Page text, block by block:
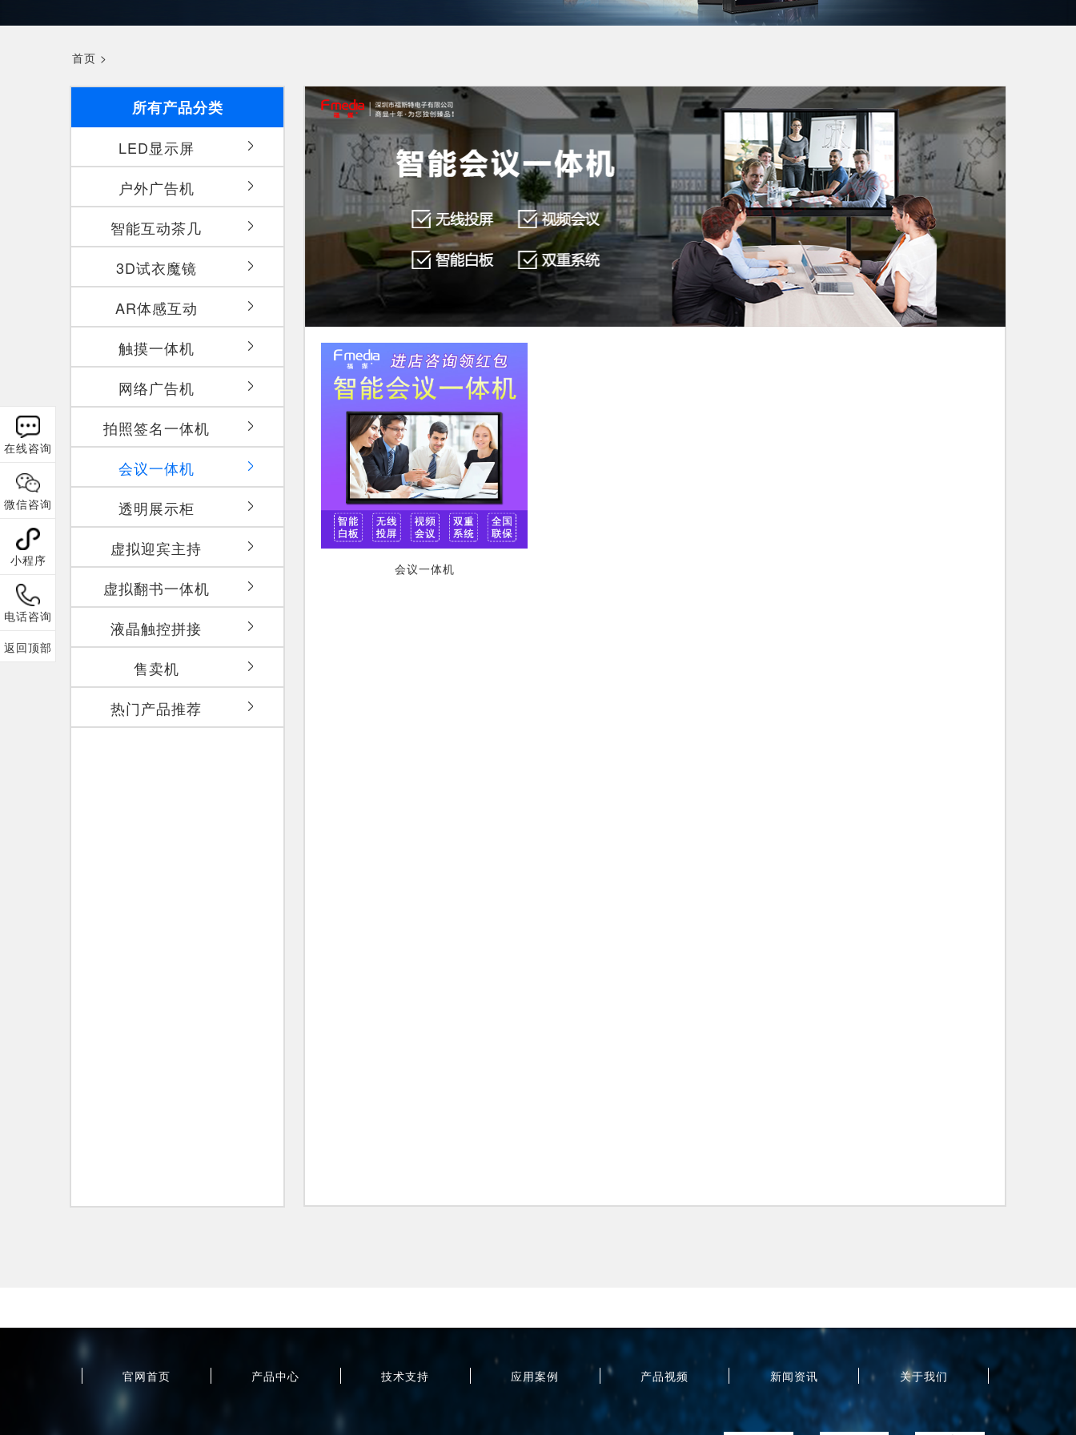
首页 >
所有产品分类
LED显示屏
户外广告机
智能互动茶几
3D试衣魔镜
AR体感互动
触摸一体机
网络广告机
拍照签名一体机
会议一体机
透明展示柜
虚拟迎宾主持
虚拟翻书一体机
液晶触控拼接
售卖机
热门产品推荐
会议一体机
在线咨询
微信咨询
小程序
电话咨询
返回顶部
官网首页 产品中心 技术支持 应用案例 产品视频 新闻资讯 关于我们